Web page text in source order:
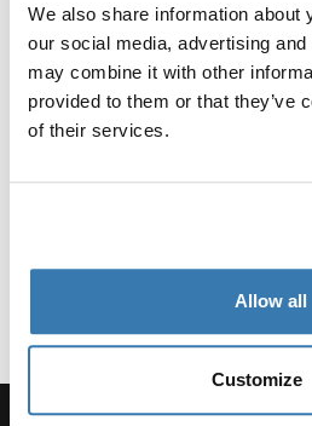
We also share information about
our social media, advertising
may combine it with other
provided to them or that they’ve
of their services.
Allow all
Customize
Výrobní informace
Registrovaná ochranná známka:
Název výrobce: Thule Sweden
Adresa výrobce: Borggatan 5,
E-mail: support@thule.com